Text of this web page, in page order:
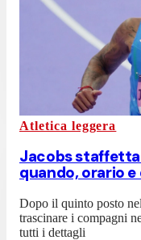
Atletica leggera
Jacobs
quando, orario
Dopo il quinto posto
trascinare i compagni
tutti i dettagli